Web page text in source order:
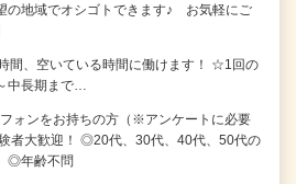
の地域でオシゴトできます♪ お気軽にご
間、空いている時間に働けます！ ☆1回の
中長期まで…
ォンをお持ちの方（※アンケートに必要
者大歓迎！ ◎20代、30代、40代、50代の
◎年齢不問